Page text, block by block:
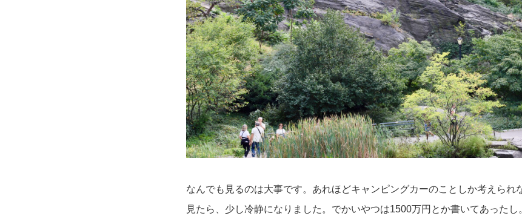
なんでも見るのは大事です。あれほどキャンピングカーのことしか考えられ
見たら、少し冷静になりました。でかいやつは1500万円とか書いてあったし